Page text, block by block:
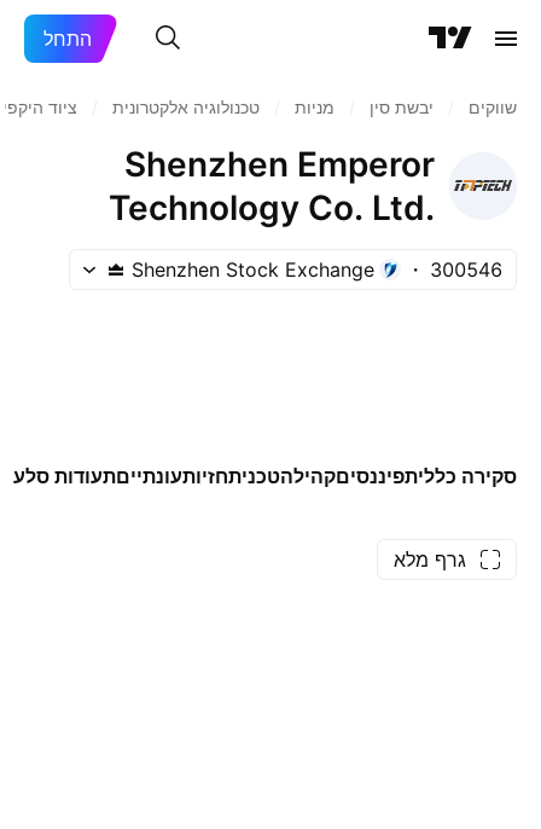
התחל
שווקים יבשת סין מניות‏ טכנולוגיה אלקטרונית ציוד
Shenzhen Emperor
Technology Co. Ltd.
Class A300546
Shenzhen Stock Exchange
סקירה כלליתפיננסיםקהילהטכניתחזיותעונתייםתעודות סל
גרף מלא